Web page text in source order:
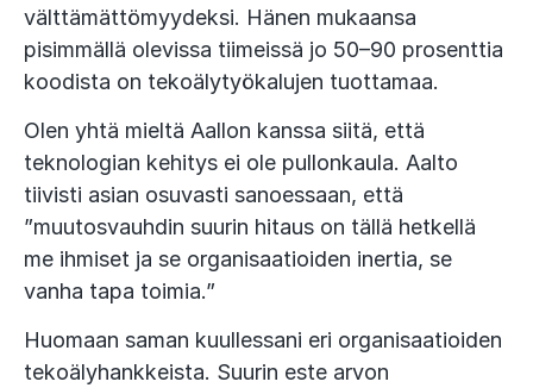
välttämättömyydeksi. Hänen mukaansa
pisimmällä olevissa tiimeissä jo 50–90 prosenttia
koodista on tekoälytyökalujen tuottamaa.
Olen yhtä mieltä Aallon kanssa siitä, että
teknologian kehitys ei ole pullonkaula. Aalto
tiivisti asian osuvasti sanoessaan, että
”muutosvauhdin suurin hitaus on tällä hetkellä
me ihmiset ja se organisaatioiden inertia, se
vanha tapa toimia.”
Huomaan saman kuullessani eri organisaatioiden
tekoälyhankkeista. Suurin este arvon